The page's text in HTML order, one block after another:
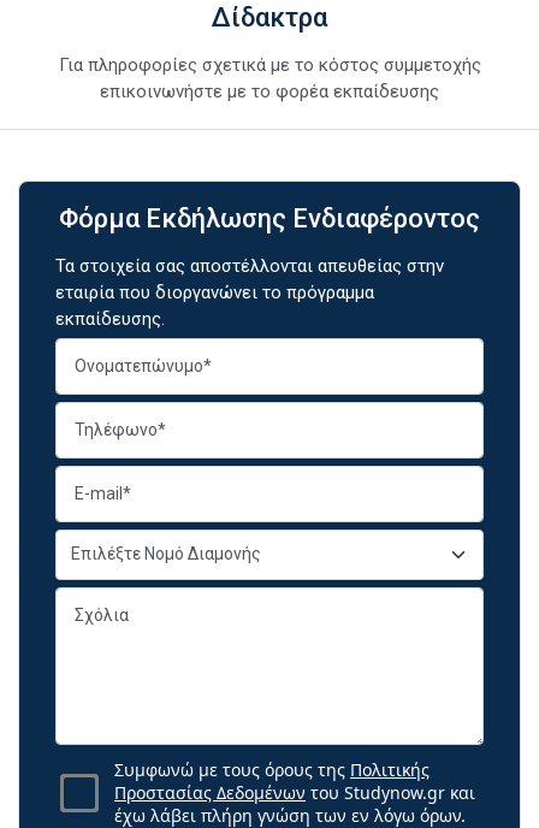
Δίδακτρα
Για πληροφορίες σχετικά με το κόστος συμμετοχής
επικοινωνήστε με το φορέα εκπαίδευσης
Φόρμα Εκδήλωσης Ενδιαφέροντος
Τα στοιχεία σας αποστέλλονται απευθείας στην
εταιρία που διοργανώνει το πρόγραμμα
εκπαίδευσης.
Συμφωνώ με τους όρους της Πολιτικής
Προστασίας Δεδομένων του Studynow.gr και
έχω λάβει πλήρη γνώση των εν λόγω όρων.